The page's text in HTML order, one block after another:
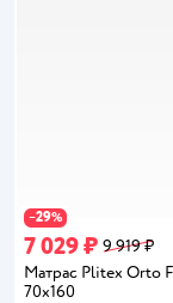
−29%
7 029 ₽ 9 919 ₽
Матрас Plitex Orto
70х160